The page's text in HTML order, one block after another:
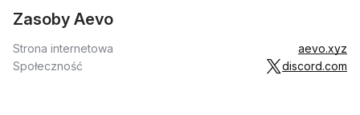
Zasoby Aevo
Strona internetowa
aevo.xyz
Społeczność
discord.com